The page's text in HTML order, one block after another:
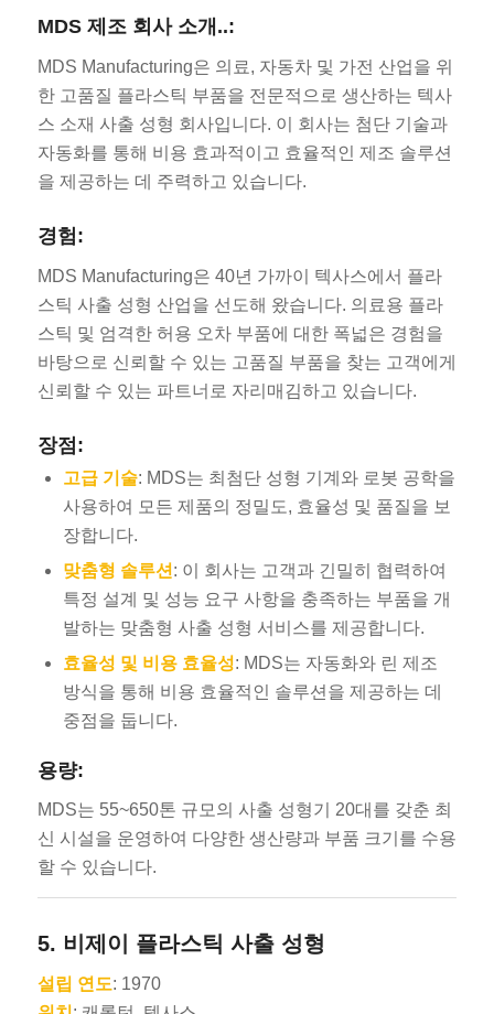
MDS 제조 회사 소개..:
MDS Manufacturing은 의료, 자동차 및 가전 산업을 위
한 고품질 플라스틱 부품을 전문적으로 생산하는 텍사
스 소재 사출 성형 회사입니다. 이 회사는 첨단 기술과
자동화를 통해 비용 효과적이고 효율적인 제조 솔루션
을 제공하는 데 주력하고 있습니다.
경험:
MDS Manufacturing은 40년 가까이 텍사스에서 플라
스틱 사출 성형 산업을 선도해 왔습니다. 의료용 플라
스틱 및 엄격한 허용 오차 부품에 대한 폭넓은 경험을
바탕으로 신뢰할 수 있는 고품질 부품을 찾는 고객에게
신뢰할 수 있는 파트너로 자리매김하고 있습니다.
장점:
고급 기술: MDS는 최첨단 성형 기계와 로봇 공학을
사용하여 모든 제품의 정밀도, 효율성 및 품질을 보
장합니다.
맞춤형 솔루션 : 이 회사는 고객과 긴밀히 협력하여
특정 설계 및 성능 요구 사항을 충족하는 부품을 개
발하는 맞춤형 사출 성형 서비스를 제공합니다.
효율성 및 비용 효율성: MDS는 자동화와 린 제조
방식을 통해 비용 효율적인 솔루션을 제공하는 데
중점을 둡니다.
용량:
MDS는 55~650톤 규모의 사출 성형기 20대를 갖춘 최
신 시설을 운영하여 다양한 생산량과 부품 크기를 수용
할 수 있습니다.
5. 비제이 플라스틱 사출 성형
설립 연도: 1970